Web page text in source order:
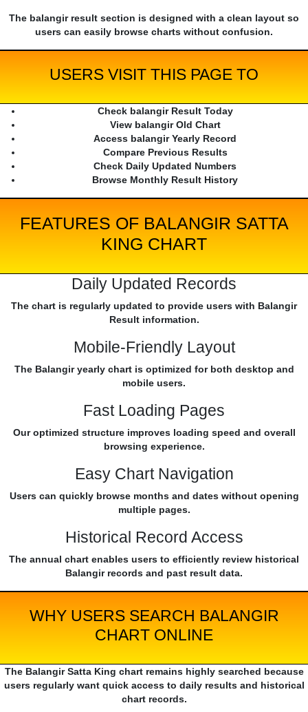
The balangir result section is designed with a clean layout so
users can easily browse charts without confusion.
USERS VISIT THIS PAGE TO
Check balangir Result Today
View balangir Old Chart
Access balangir Yearly Record
Compare Previous Results
Check Daily Updated Numbers
Browse Monthly Result History
FEATURES OF BALANGIR SATTA
KING CHART
Daily Updated Records
The chart is regularly updated to provide users with Balangir
Result information.
Mobile-Friendly Layout
The Balangir yearly chart is optimized for both desktop and
mobile users.
Fast Loading Pages
Our optimized structure improves loading speed and overall
browsing experience.
Easy Chart Navigation
Users can quickly browse months and dates without opening
multiple pages.
Historical Record Access
The annual chart enables users to efficiently review historical
Balangir records and past result data.
WHY USERS SEARCH BALANGIR
CHART ONLINE
The Balangir Satta King chart remains highly searched because
users regularly want quick access to daily results and historical
chart records.